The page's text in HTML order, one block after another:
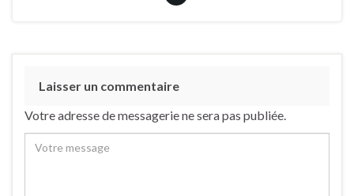
Laisser un commentaire
Votre adresse de messagerie ne sera pas publiée.